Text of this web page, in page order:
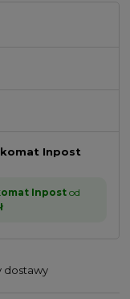
Inpost
Inpostod
dostawy